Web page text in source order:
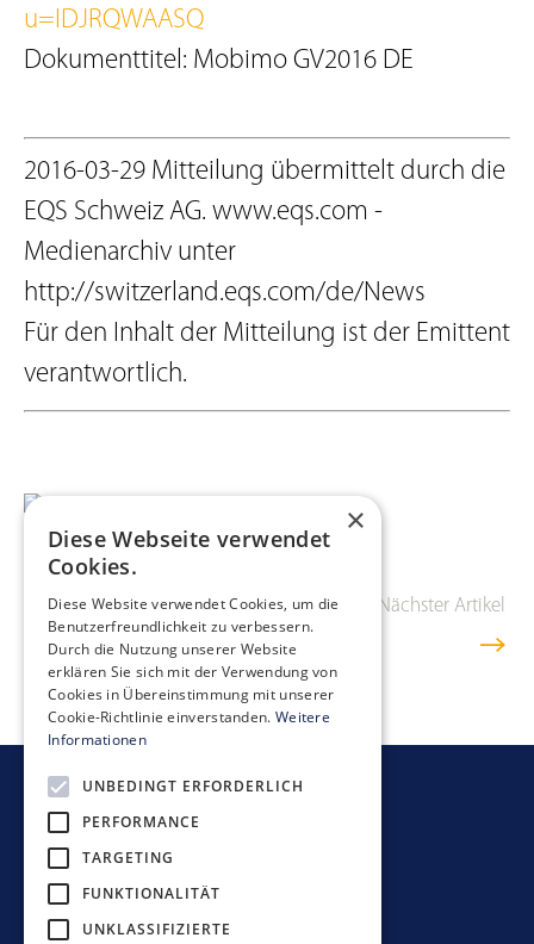
u=IDJRQWAASQ
Dokumenttitel: Mobimo GV2016 DE
2016-03-29 Mitteilung übermittelt durch die
EQS Schweiz AG. www.eqs.com -
Medienarchiv unter
http://switzerland.eqs.com/de/News
Für den Inhalt der Mitteilung ist der Emittent
verantwortlich.
Vorheriger Artikel Übersicht Nächster Artikel
Newsletter bestellen
×
Diese Webseite verwendet
Cookies.
Diese Website verwendet Cookies, um die
Benutzerfreundlichkeit zu verbessern.
Durch die Nutzung unserer Website
erklären Sie sich mit der Verwendung von
Cookies in Übereinstimmung mit unserer
Cookie-Richtlinie einverstanden. Weitere
Informationen
UNBEDINGT ERFORDERLICH
PERFORMANCE
TARGETING
FUNKTIONALITÄT
UNKLASSIFIZIERTE